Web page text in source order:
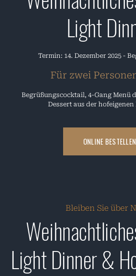
Light
Termin: 14. Dezember 2025 -
Für zwei
Begrüßungscocktail, 4-Gang Menü
Dessert aus der
ONLINE BESTELLEN
Bleiben Sie über
Light Dinner &